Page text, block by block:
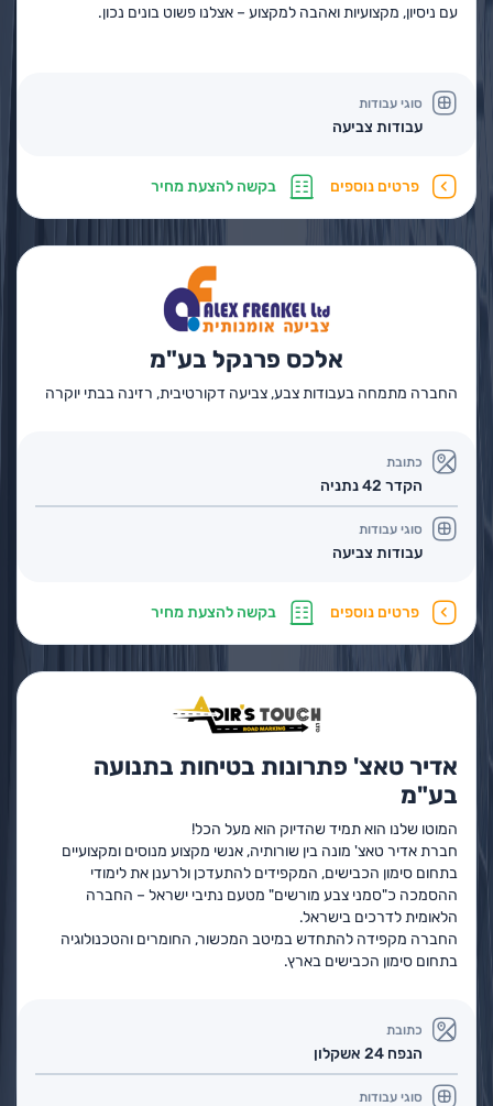
עם ניסיון, מקצועיות ואהבה למקצוע – אצלנו פשוט בונים נכון.
סוגי עבודות
עבודות צביעה
פרטים נוספים בקשה להצעת מחיר
אלכס פרנקל בע"מ
החברה מתמחה בעבודות צבע, צביעה דקורטיבית, רזינה בבתי יוקרה
כתובת
הקדר 42 נתניה
סוגי עבודות
עבודות צביעה
פרטים נוספים בקשה להצעת מחיר
אדיר טאצ' פתרונות בטיחות בתנועה
בע"מ
המוטו שלנו הוא תמיד שהדיוק הוא מעל הכל!
חברת אדיר טאצ' מונה בין שורותיה, אנשי מקצוע מנוסים ומקצועיים
בתחום סימון הכבישים, המקפידים להתעדכן ולרענן את לימודי
ההסמכה כ"סמני צבע מורשים" מטעם נתיבי ישראל – החברה
הלאומית לדרכים בישראל.
החברה מקפידה להתחדש במיטב המכשור, החומרים והטכנולוגיה
בתחום סימון הכבישים בארץ.
כתובת
הנפח 24 אשקלון
סוגי עבודות